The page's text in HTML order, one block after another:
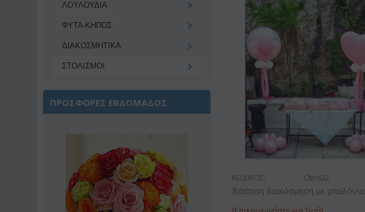
ΛΟΥΛΟΥΔΙΑ
ΦΥΤΑ-ΚΗΠΟΣ
ΔΙΑΚΟΣΜΗΤΙΚA
ΣΤΟΛΙΣΜΟΙ
ΠΡΟΣΦΟΡΕΣ ΕΒΔΟΜΑΔΟΣ
Έκπτωση 12%
ΚΩΔΙΚΟΣ: Chris22
Βάπτιση διακόσμηση με μπαλόνια